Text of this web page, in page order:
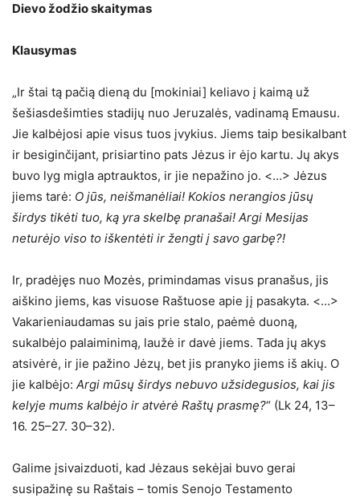
Dievo žodžio skaitymas
Klausymas
„Ir štai tą pačią dieną du [mokiniai] keliavo į kaimą už
šešiasdešimties stadijų nuo Jeruzalės, vadinamą Emausu.
Jie kalbėjosi apie visus tuos įvykius. Jiems taip besikalbant
ir besiginčijant, prisiartino pats Jėzus ir ėjo kartu. Jų akys
buvo lyg migla aptrauktos, ir jie nepažino jo. <…> Jėzus
jiems tarė: O jūs, neišmanėliai! Kokios nerangios jūsų
širdys tikėti tuo, ką yra skelbę pranašai! Argi Mesijas
neturėjo viso to iškentėti ir žengti į savo garbę?!
Ir, pradėjęs nuo Mozės, primindamas visus pranašus, jis
aiškino jiems, kas visuose Raštuose apie jį pasakyta. <…>
Vakarieniaudamas su jais prie stalo, paėmė duoną,
sukalbėjo palaiminimą, laužė ir davė jiems. Tada jų akys
atsivėrė, ir jie pažino Jėzų, bet jis pranyko jiems iš akių. O
jie kalbėjo: Argi mūsų širdys nebuvo užsidegusios, kai jis
kelyje mums kalbėjo ir atvėrė Raštų prasmę?“ (Lk 24, 13–
16. 25–27. 30–32).
Galime įsivaizduoti, kad Jėzaus sekėjai buvo gerai
susipažinę su Raštais – tomis Senojo Testamento